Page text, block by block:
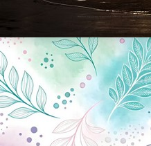
Новини Чернігова, Чернігівські новини, Чернігівський формат,